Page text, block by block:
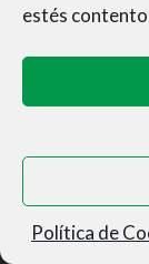
estés
Política de
Aviso Legal